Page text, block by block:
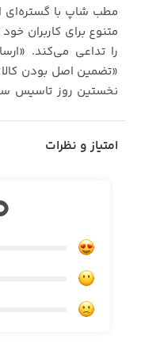
مطب شاپ با گستره‌ای
متنوع برای کاربران
را تداعی می‌کند.
«تضمین اصل بودن
نخستین روز تاسیس
که به بخشی از آن‌ها
✓ تجربه‌ خریدی
امتیاز و نظرات